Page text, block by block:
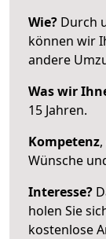
Wie? Durch
können wir
andere
Was wir
15 Jahren.
Kompetenz
Wünsche
Interesse?
holen Sie
kostenlose